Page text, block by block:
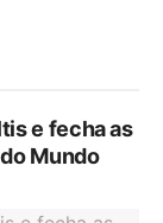
e fecha as
Mundo